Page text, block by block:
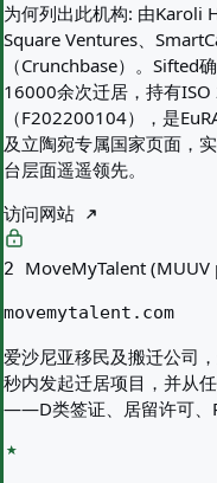
为何列出此机构: 由Karoli
Square Ventures、
（Crunchbase）。Sifted
16000余次迁居，持有
（F202200104），是
及立陶宛专属国家页面，
台层面遥遥领先。
访问网站
2 MoveMyTalent
movemytalent.com
爱沙尼亚移民及搬迁公司
秒内发起迁居项目，并从
——D类签证、居留许可、